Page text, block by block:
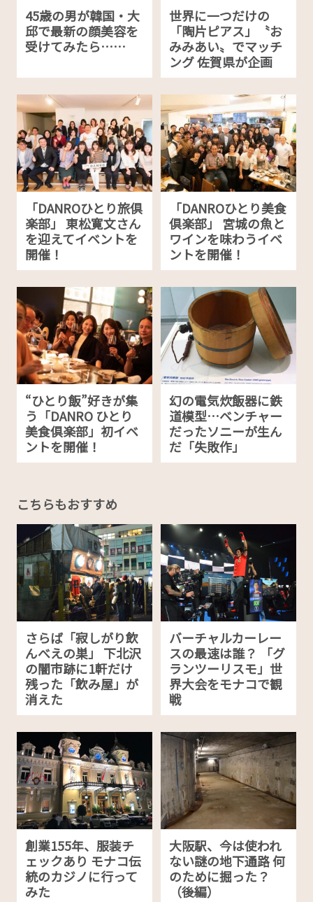
45歳の男が韓国・大
邱で最新の顔美容を
受けてみたら……
世界に一つだけの
「陶片ピアス」〝お
みみあい〟でマッチ
ング 佐賀県が企画
「DANROひとり旅倶
楽部」 東松寛文さん
を迎えてイベントを
開催！
「DANROひとり美食
倶楽部」 宮城の魚と
ワインを味わうイベ
ントを開催！
“ひとり飯”好きが集
う「DANRO ひとり
美食倶楽部」初イベ
ントを開催！
幻の電気炊飯器に鉄
道模型…ベンチャー
だったソニーが生ん
だ「失敗作」
こちらもおすすめ
さらば「寂しがり飲
んべえの巣」 下北沢
の闇市跡に1軒だけ
残った「飲み屋」が
消えた
バーチャルカーレー
スの最速は誰？ 「グ
ランツーリスモ」世
界大会をモナコで観
戦
創業155年、服装チ
ェックあり モナコ伝
統のカジノに行って
みた
大阪駅、今は使われ
ない謎の地下通路 何
のために掘った？
（後編）